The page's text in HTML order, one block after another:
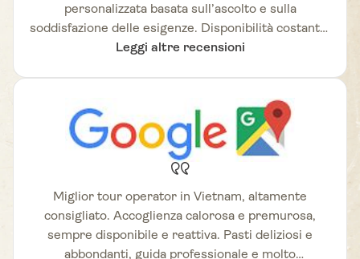
personalizzata basata sull’ascolto e sulla
soddisfazione delle esigenze. Disponibilità costante.
Agenzia di viaggi molto rinomata in Vietnam,
Leggi altre recensioni
Miglior tour operator in Vietnam, altamente
consigliato. Accoglienza calorosa e premurosa,
sempre disponibile e reattiva. Pasti deliziosi e
abbondanti, guida professionale e molto